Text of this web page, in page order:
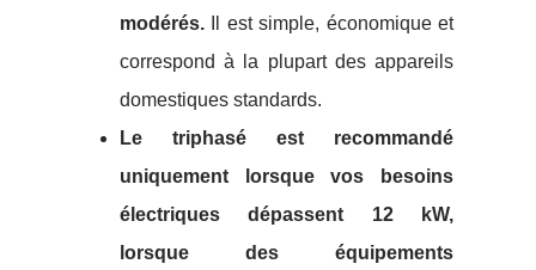
modérés. Il est simple, économique et
correspond à la plupart des appareils
domestiques standards.
Le triphasé est recommandé
uniquement lorsque vos besoins
électriques dépassent 12 kW,
lorsque des équipements